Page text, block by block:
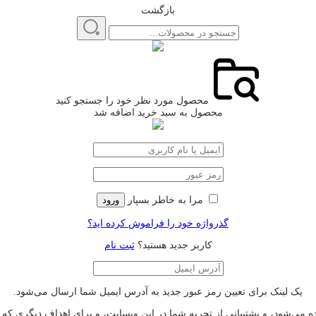
بازگشت
محصول مورد نظر خود را جستجو کنید
محصول به سبد خرید اضافه شد
مرا به خاطر بسپار ورود
گذرواژه خود را فراموش کرده اید؟
کاربر جدید هستید؟ثبت نام
یک لینک برای تعیین رمز عبور جدید به آدرس ایمیل شما ارسال می‌شود.
و پشتیبانی از تجربه شما در این وبسایت، و برای اهداف دیگری که